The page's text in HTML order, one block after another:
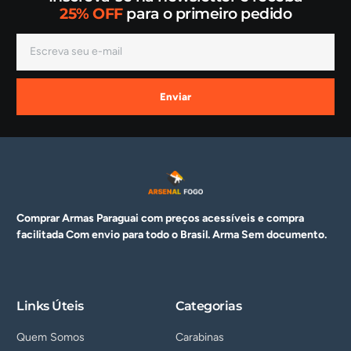
25% OFFpara o primeiro pedido
Enviar
Comprar Armas Paraguai com preços acessíveis e compra
facilitada Com envio para todo o Brasil. ArmaSem documento.
Links Úteis
Quem Somos
Categorias
Carabinas